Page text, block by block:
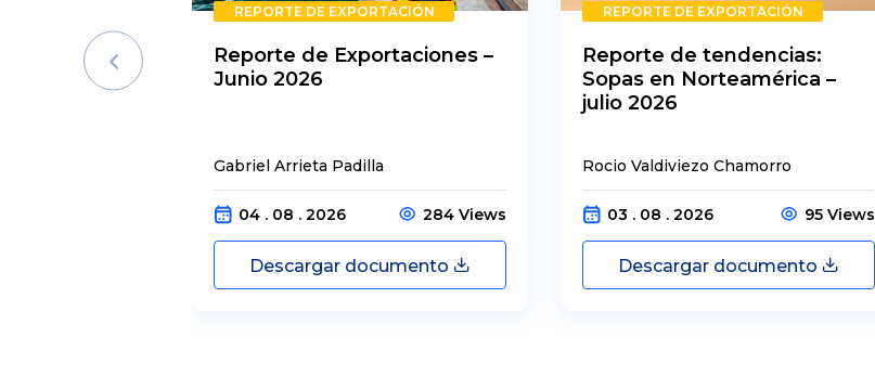
REPORTE DE EXPORTACIÓN
Reporte de Exportaciones –
Junio 2026
Gabriel Arrieta Padilla
04 . 08 . 2026 284 Views
Descargar documento
REPORTE DE EXPORTACIÓN
Reporte de tendencias:
Sopas en Norteamérica –
julio 2026
Rocio Valdiviezo Chamorro
03 . 08 . 2026 95 Views
Descargar documento